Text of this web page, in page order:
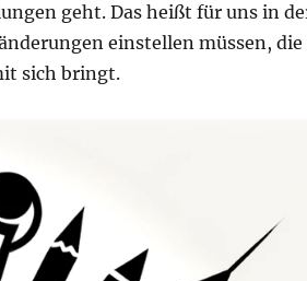
geht. Das heißt für uns in
einstellen müssen, die
sich bringt.